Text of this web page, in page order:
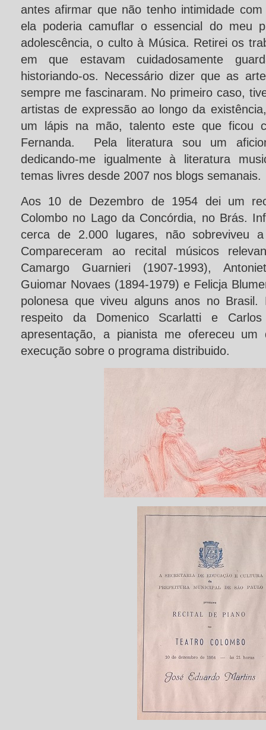
antes afirmar que não tenho intimidade
ela poderia camuflar o essencial do meu
adolescência, o culto à Música. Retirei os
em que estavam cuidadosamente
historiando-os. Necessário dizer que as
sempre me fascinaram. No primeiro caso,
artistas de expressão ao longo da
um lápis na mão, talento este que ficou
Fernanda. Pela literatura sou um
dedicando-me igualmente à literatura
temas livres desde 2007 nos blogs semanais.
Aos 10 de Dezembro de 1954 dei um
Colombo no Lago da Concórdia, no Brás.
cerca de 2.000 lugares, não sobreviveu
Compareceram ao recital músicos
Camargo Guarnieri (1907-1993),
Guiomar Novaes (1894-1979) e Felicja
polonesa que viveu alguns anos no Brasil.
respeito da Domenico Scarlatti e
apresentação, a pianista me ofereceu
execução sobre o programa distribuido.